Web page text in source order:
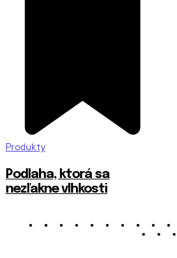
Produkty
Podlaha, ktorá sa
nezľakne vlhkosti